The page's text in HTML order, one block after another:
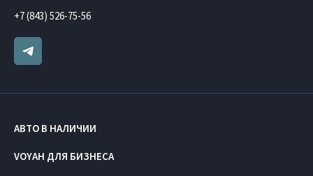
+7 (843) 526-75-56
АВТО В НАЛИЧИИ
VOYAH ДЛЯ БИЗНЕСА